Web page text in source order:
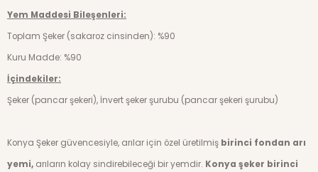
Yem Maddesi Bileşenleri:
Toplam Şeker (sakaroz cinsinden): %90
Kuru Madde: %90
İçindekiler:
Şeker (pancar şekeri), İnvert şeker şurubu (pancar şekeri şurubu)
Konya Şeker güvencesiyle, arılar için özel üretilmiş birinci fondan arı
yemi, arıların kolay sindirebileceği bir yemdir. Konya şeker birinci